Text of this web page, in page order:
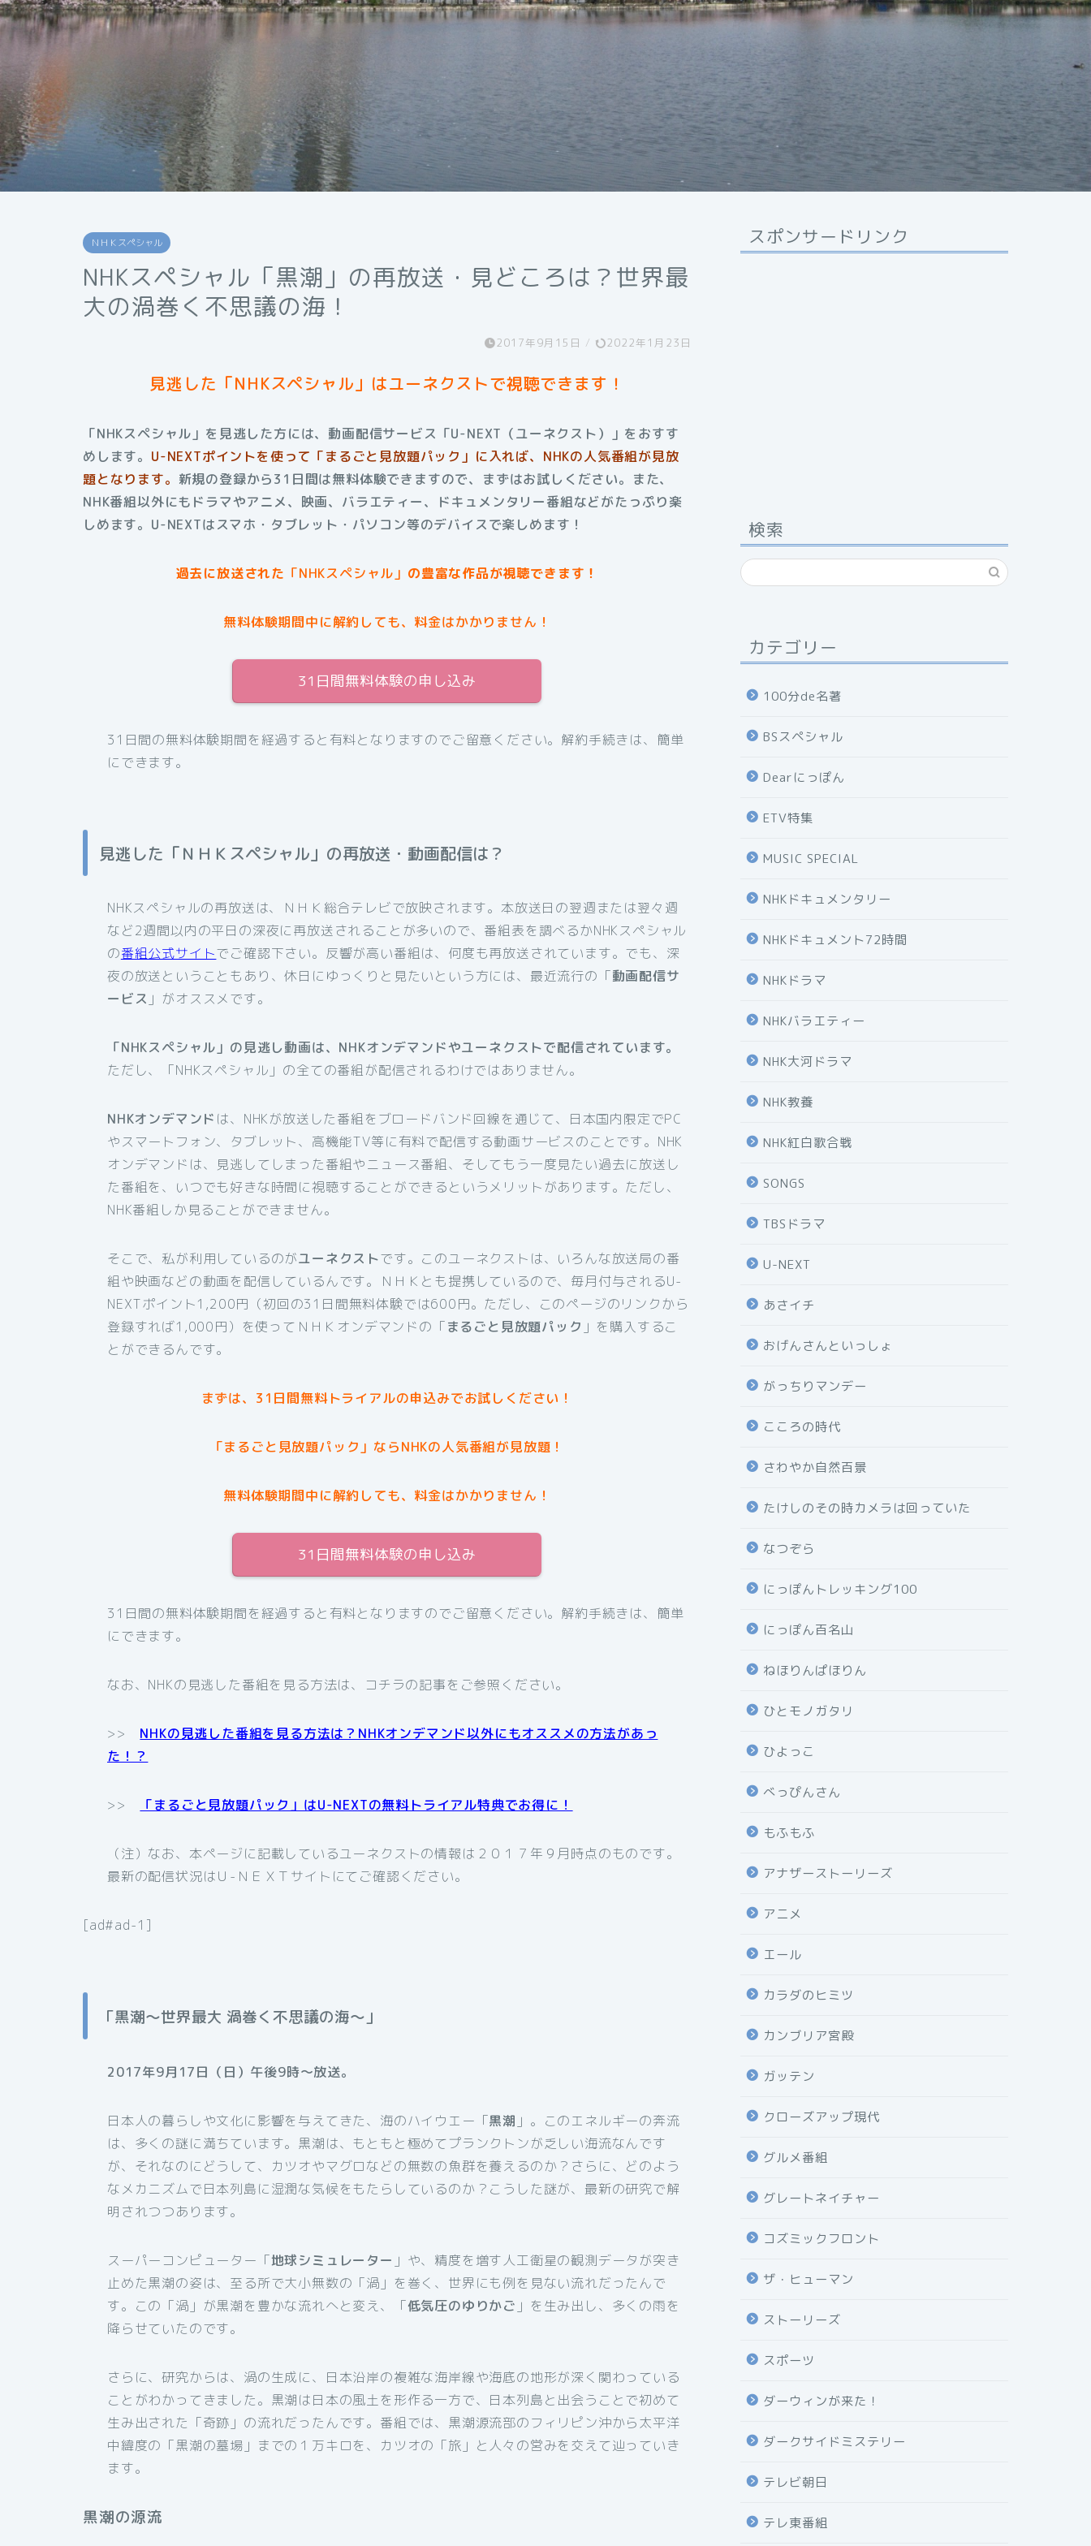
ＮＨＫスペシャル
NHKスペシャル「黒潮」の再放送・見どころは？世界最
大の渦巻く不思議の海！
2017年9月15日 / 2022年1月23日
見逃した「NHKスペシャル」はユーネクストで視聴できます！
「NHKスペシャル」を見逃した方には、動画配信サービス「U-NEXT（ユーネクスト）」をおすす
めします。 U-NEXTポイントを使って「まるごと見放題パック」に入れば、NHKの人気番組が見放
題となります。 新規の登録から31日間は無料体験できますので、まずはお試しください。また、
NHK番組以外にもドラマやアニメ、映画、バラエティー、ドキュメンタリー番組などがたっぷり楽
しめます。 U-NEXTはスマホ・タブレット・パソコン等のデバイスで楽しめます！
過去に放送された 「NHKスペシャル」 の豊富な作品が視聴できます！
無料体験期間中に解約しても、料金はかかりません！
31日間無料体験の申し込み
31日間の無料体験期間を経過すると有料となりますのでご留意ください。解約手続きは、簡単
にできます。
見逃した「ＮＨＫスペシャル」の再放送・動画配信は？
NHKスペシャルの再放送は、ＮＨＫ総合テレビで放映されます。本放送日の翌週または翌々週
など2週間以内の平日の深夜に再放送されることが多いので、番組表を調べるかNHKスペシャル
の番組公式サイトでご確認下さい。反響が高い番組は、何度も再放送されています。でも、深
夜の放送ということもあり、休日にゆっくりと見たいという方には、最近流行の「動画配信サ
ービス 」がオススメです。
「NHKスペシャル」の見逃し動画は、NHKオンデマンドやユーネクストで配信されています。
ただし、「NHKスペシャル」の全ての番組が配信されるわけではありません。
NHKオンデマンド は、NHKが放送した番組をブロードバンド回線を通じて、日本国内限定でPC
やスマートフォン、タブレット、高機能TV等に有料で配信する動画サービスのことです。NHK
オンデマンドは、見逃してしまった番組やニュース番組、そしてもう一度見たい過去に放送し
た番組を、いつでも好きな時間に視聴することができるというメリットがあります。ただし、
NHK番組しか見ることができません。
そこで、私が利用しているのがユーネクストです。このユーネクストは、いろんな放送局の番
組や映画などの動画を配信しているんです。ＮＨＫとも提携しているので、毎月付与されるU-
NEXTポイント1,200円（初回の31日間無料体験では600円。ただし、このページのリンクから
登録すれば1,000円）を使ってＮＨＫオンデマンドの「まるごと見放題パック 」を購入するこ
とができるんです。
まずは、31日間無料トライアルの申込みでお試しください！
「まるごと見放題パック」ならNHKの人気番組が見放題！
無料体験期間中に解約しても、料金はかかりません！
31日間無料体験の申し込み
31日間の無料体験期間を経過すると有料となりますのでご留意ください。解約手続きは、簡単
にできます。
なお、NHKの見逃した番組を見る方法は、コチラの記事をご参照ください。
>> NHKの見逃した番組を見る方法は？NHKオンデマンド以外にもオススメの方法があっ
た！？
>> 「まるごと見放題パック」はU-NEXTの無料トライアル特典でお得に！
（注）なお、本ページに記載しているユーネクストの情報は２０１７年９月時点のものです。
最新の配信状況はＵ-ＮＥＸＴサイトにてご確認ください。
[ad#ad-1]
「黒潮～世界最大 渦巻く不思議の海～」
2017年9月17日（日）午後9時～放送。
日本人の暮らしや文化に影響を与えてきた、海のハイウエー「黒潮 」。このエネルギーの奔流
は、多くの謎に満ちています。黒潮は、もともと極めてプランクトンが乏しい海流なんです
が、それなのにどうして、カツオやマグロなどの無数の魚群を養えるのか？さらに、どのよう
なメカニズムで日本列島に湿潤な気候をもたらしているのか？こうした謎が、最新の研究で解
明されつつあります。
スーパーコンピューター「地球シミュレーター 」や、精度を増す人工衛星の観測データが突き
止めた黒潮の姿は、至る所で大小無数の「渦」を巻く、世界にも例を見ない流れだったんで
す。この「渦」が黒潮を豊かな流れへと変え、「低気圧のゆりかご 」を生み出し、多くの雨を
降らせていたのです。
さらに、研究からは、渦の生成に、日本沿岸の複雑な海岸線や海底の地形が深く関わっている
ことがわかってきました。黒潮は日本の風土を形作る一方で、日本列島と出会うことで初めて
生み出された「奇跡」の流れだったんです。番組では、黒潮源流部のフィリピン沖から太平洋
中緯度の「黒潮の墓場」までの１万キロを、カツオの「旅」と人々の営みを交えて辿っていき
ます。
黒潮の源流
スポンサードリンク
検索
カテゴリー
100分de名著
BSスペシャル
Dearにっぽん
ETV特集
MUSIC SPECIAL
NHKドキュメンタリー
NHKドキュメント72時間
NHKドラマ
NHKバラエティー
NHK大河ドラマ
NHK教養
NHK紅白歌合戦
SONGS
TBSドラマ
U-NEXT
あさイチ
おげんさんといっしょ
がっちりマンデー
こころの時代
さわやか自然百景
たけしのその時カメラは回っていた
なつぞら
にっぽんトレッキング100
にっぽん百名山
ねほりんぱほりん
ひとモノガタリ
ひよっこ
べっぴんさん
もふもふ
アナザーストーリーズ
アニメ
エール
カラダのヒミツ
カンブリア宮殿
ガッテン
クローズアップ現代
グルメ番組
グレートネイチャー
コズミックフロント
ザ・ヒューマン
ストーリーズ
スポーツ
ダーウィンが来た！
ダークサイドミステリー
テレビ朝日
テレ東番組